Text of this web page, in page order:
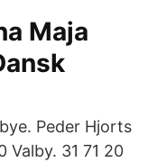
Maja
Peder Hjorts
Valby. 31 71 20